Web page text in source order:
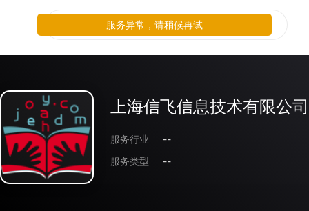
上海信飞信息技术有限公司
服务行业
--
服务类型
--
服务异常，请稍候再试